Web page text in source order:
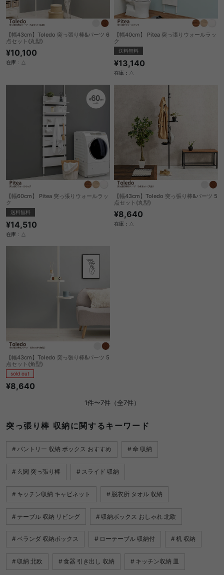
【幅43cm】Toledo 突っ張り棒&パーツ 6
点セット(丸型)
¥10,100
在庫：△
【幅40cm】 Pitea 突っ張りウォールラッ
ク
送料無料
¥13,140
在庫：△
【幅60cm】 Pitea 突っ張りウォールラッ
ク
送料無料
¥14,510
在庫：△
【幅43cm】Toledo 突っ張り棒&パーツ 5
点セット(丸型)
¥8,640
在庫：△
【幅43cm】Toledo 突っ張り棒&パーツ 5
点セット(角型)
sold out
¥8,640
1件〜7件（全7件）
突っ張り棒 収納に関するキーワード
パントリー 収納 ボックス おすすめ 傘 収納
玄関 突っ張り棒 スライド 収納
キッチン収納 キャビネット 脱衣所 タオル 収納
テーブル 収納 リビング 収納ボックス おしゃれ 北欧
ベランダ 収納ボックス ローテーブル 収納付 机 収納
収納 北欧 食器 引き出し 収納 キッチン収納 皿